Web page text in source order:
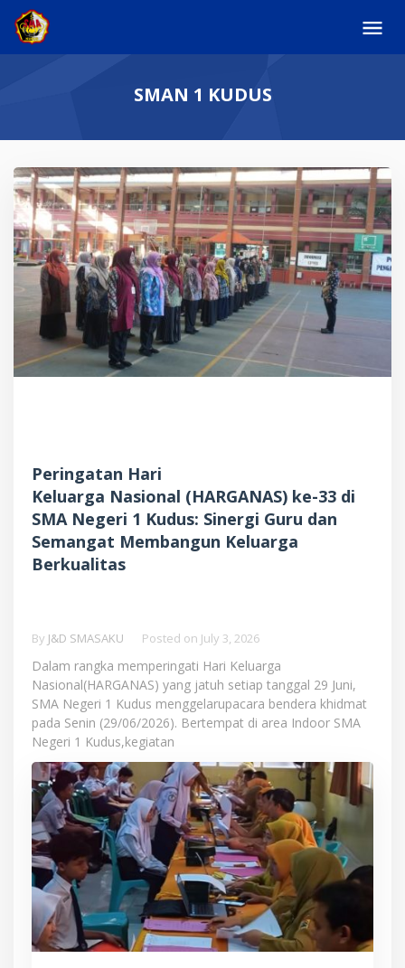
Skip
content
SMAN 1 KUDUS
Peringatan Hari
Keluarga Nasional (HARGANAS) ke-33 di
SMA Negeri 1 Kudus: Sinergi Guru dan
Semangat Membangun Keluarga
Berkualitas
By J&D SMASAKU Posted on July 3, 2026
Dalam rangka memperingati Hari Keluarga
Nasional(HARGANAS) yang jatuh setiap tanggal 29 Juni,
SMA Negeri 1 Kudus menggelarupacara bendera khidmat
pada Senin (29/06/2026). Bertempat di area Indoor SMA
Negeri 1 Kudus,kegiatan